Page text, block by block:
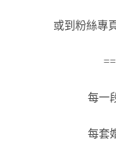
或到粉絲專
每一
每套